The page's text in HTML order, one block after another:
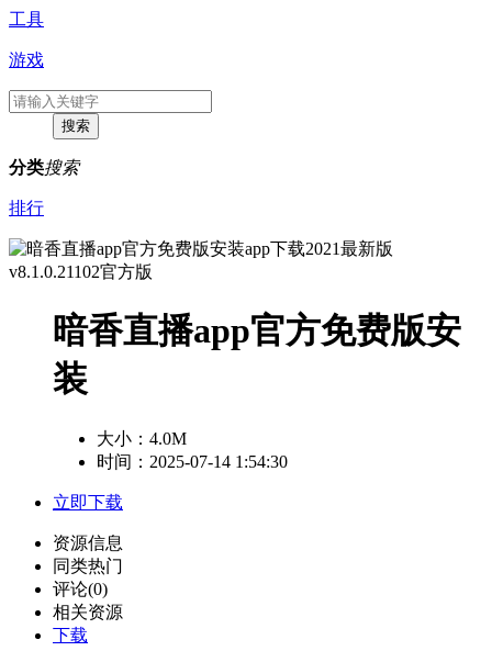
工具
游戏
分类搜索
排行
暗香直播app官方免费版安
装
大小： 4.0M
时间：2025-07-14 1:54:30
立即下载
资源信息
同类热门
评论(0)
相关资源
下载